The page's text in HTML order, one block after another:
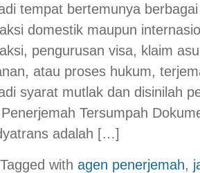
tempat bertemunya
domestik maupun
pengurusan visa, klaim
atau proses hukum,
syarat mutlak dan disinilah
Tersumpah
adalah […]
with agen penerjemah,